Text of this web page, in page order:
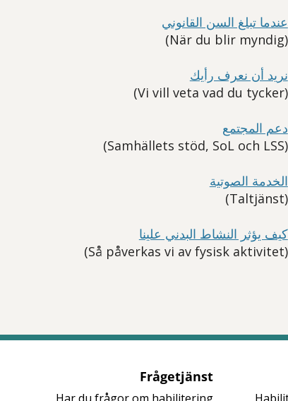
عندما تبلغ السن القانوني
(När du blir myndig)
نريد أن نعرف رأيك
(Vi vill veta vad du tycker)
دعم المجتمع
(Samhällets stöd, SoL och LSS)
الخدمة الصوتیة
(Taltjänst)
كيف يؤثر النشاط البدني علينا
(Så påverkas vi av fysisk aktivitet)
Frågetjänst